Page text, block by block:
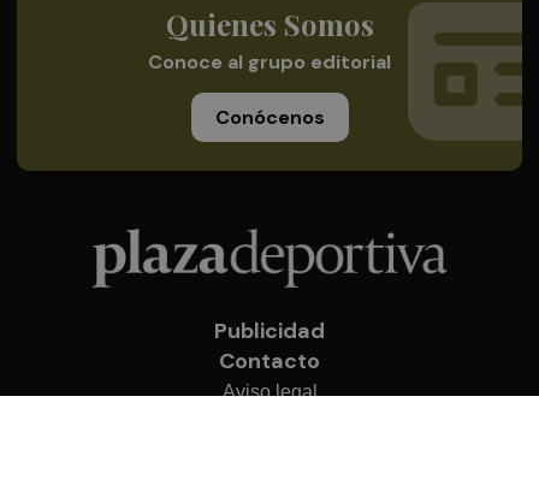
Quienes Somos
Conoce al grupo editorial
Conócenos
Publicidad
Contacto
Aviso legal